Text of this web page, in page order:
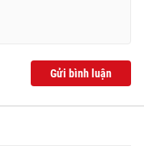
Gửi bình luận